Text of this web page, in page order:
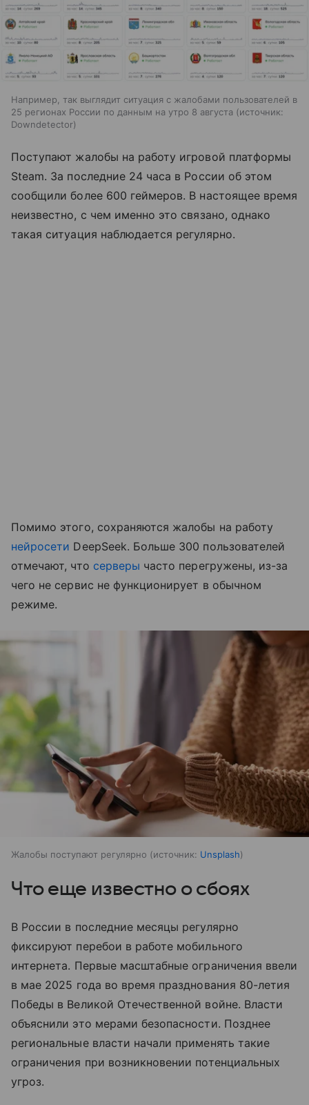
Например, так выглядит ситуация с жалобами пользователей в
25 регионах России по данным на утро 8 августа
источник:
Downdetector
Поступают жалобы на работу игровой платформы
Steam. За последние 24 часа в России об этом
сообщили более 600 геймеров. В настоящее время
неизвестно, с чем именно это связано, однако
такая ситуация наблюдается регулярно.
Помимо этого, сохраняются жалобы на работу
нейросети DeepSeek. Больше 300 пользователей
отмечают, что серверы часто перегружены, из-за
чего не сервис не функционирует в обычном
режиме.
Жалобы поступают регулярно источник: Unsplash
Что еще известно о сбоях
В России в последние месяцы регулярно
фиксируют перебои в работе мобильного
интернета. Первые масштабные ограничения ввели
в мае 2025 года во время празднования 80-летия
Победы в Великой Отечественной войне. Власти
объяснили это мерами безопасности. Позднее
региональные власти начали применять такие
ограничения при возникновении потенциальных
угроз.